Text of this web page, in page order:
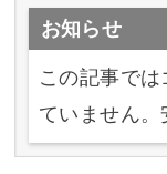
お知らせ
この記事で
ていません